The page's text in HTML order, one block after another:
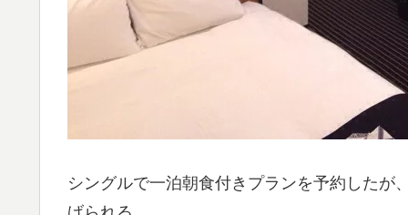
シングルで一泊朝食付きプランを予約したが